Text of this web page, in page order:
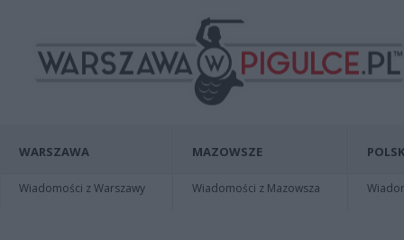
WARSZAWA
Wiadomości z Warszawy
MAZOWSZE
Wiadomości z Mazowsza